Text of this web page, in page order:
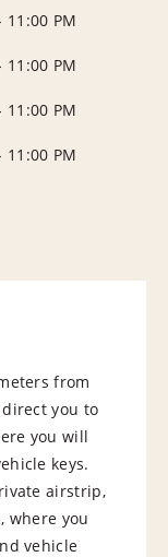
11:00 PM
11:00 PM
11:00 PM
11:00 PM
from
you to
you will
keys.
airstrip,
where you
vehicle